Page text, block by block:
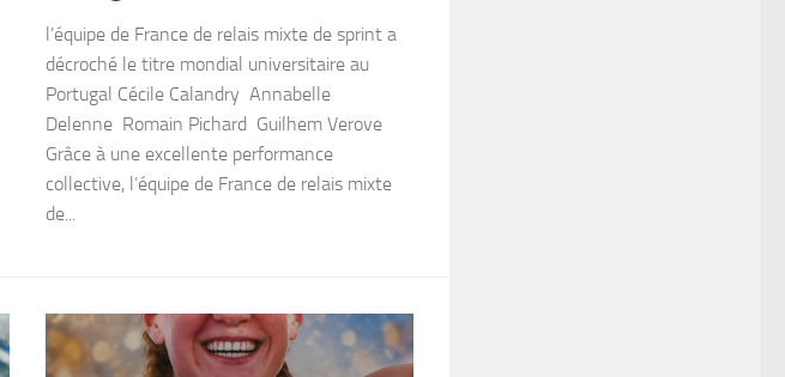
l’équipe de France de relais mixte de sprint a
décroché le titre mondial universitaire au
Portugal Cécile Calandry Annabelle
Delenne Romain Pichard Guilhem Verove
Grâce à une excellente performance
collective, l’équipe de France de relais mixte
de...